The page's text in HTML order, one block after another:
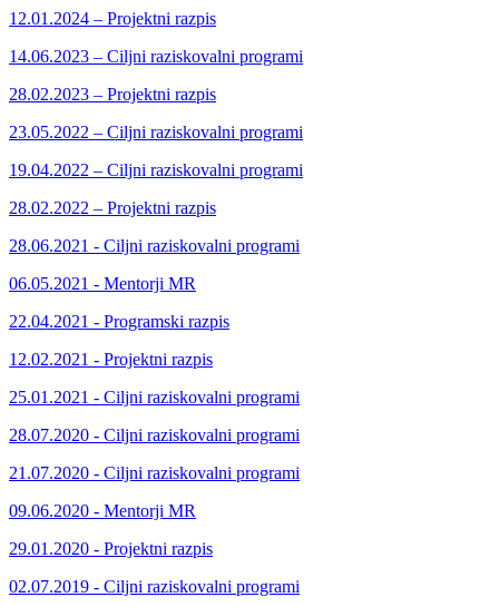
12.01.2024 – Projektni razpis
14.06.2023 – Ciljni raziskovalni programi
28.02.2023 – Projektni razpis
23.05.2022 – Ciljni raziskovalni programi
19.04.2022 – Ciljni raziskovalni programi
28.02.2022 – Projektni razpis
28.06.2021 - Ciljni raziskovalni programi
06.05.2021 - Mentorji MR
22.04.2021 - Programski razpis
12.02.2021 - Projektni razpis
25.01.2021 - Ciljni raziskovalni programi
28.07.2020 - Ciljni raziskovalni programi
21.07.2020 - Ciljni raziskovalni programi
09.06.2020 - Mentorji MR
29.01.2020 - Projektni razpis
02.07.2019 - Ciljni raziskovalni programi